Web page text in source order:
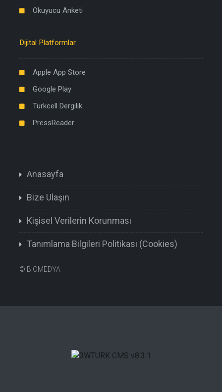
Okuyucu Anketi
Dijital Platformlar
Apple App Store
Google Play
Turkcell Dergilik
PressReader
Anasayfa
Bize Ulaşın
Kişisel Verilerin Korunması
Tanımlama Bilgileri Politikası (Cookies)
© BIOMEDYA